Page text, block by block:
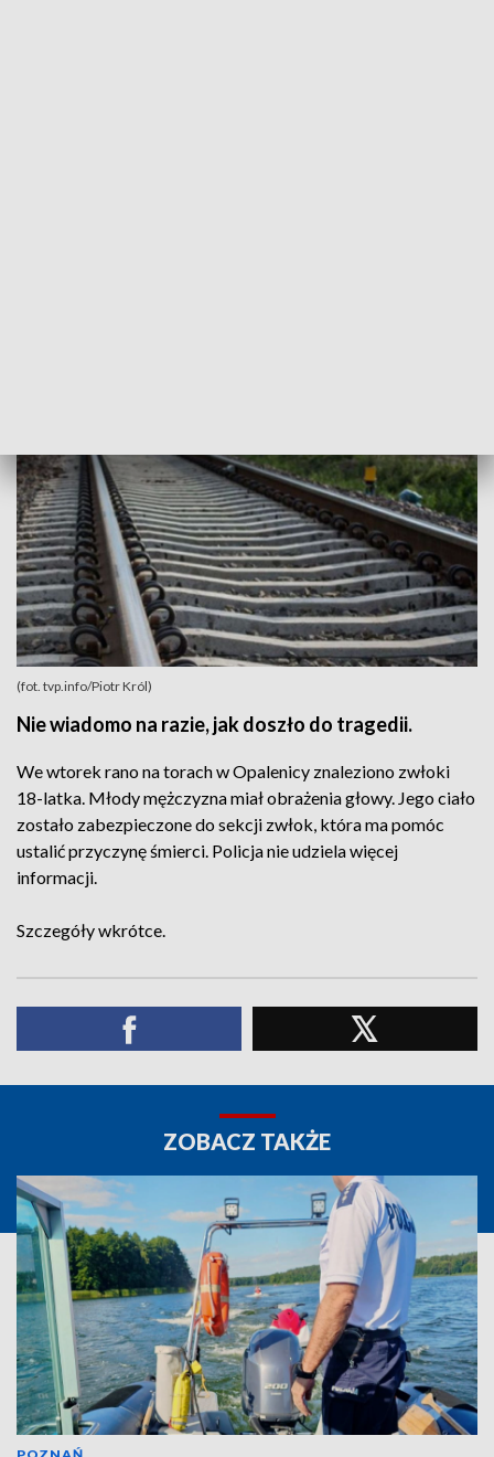
(fot. tvp.info/Piotr Król)
Nie wiadomo na razie, jak doszło do tragedii.
We wtorek rano na torach w Opalenicy znaleziono zwłoki
18-latka. Młody mężczyzna miał obrażenia głowy. Jego ciało
zostało zabezpieczone do sekcji zwłok, która ma pomóc
ustalić przyczynę śmierci. Policja nie udziela więcej
informacji.
Szczegóły wkrótce.
ZOBACZ TAKŻE